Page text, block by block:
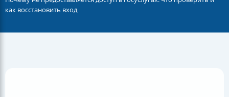
как восстановить вход